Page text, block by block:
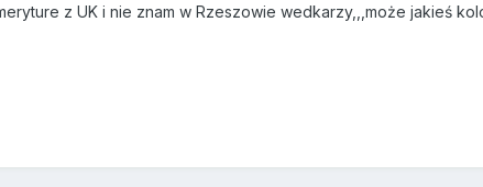
z UK i nie znam w Rzeszowie wedkarzy,,,może jakieś